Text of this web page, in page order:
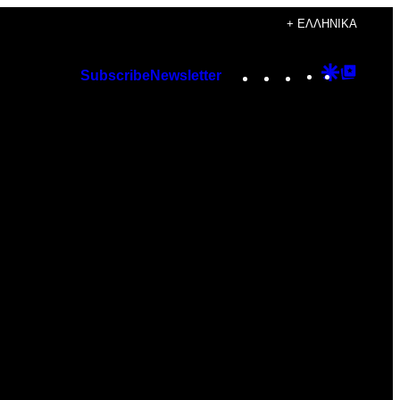
+ ΕΛΛΗΝΙΚΆ
SubscribeNewsletter Instagram
TikTok
YouTube
Google